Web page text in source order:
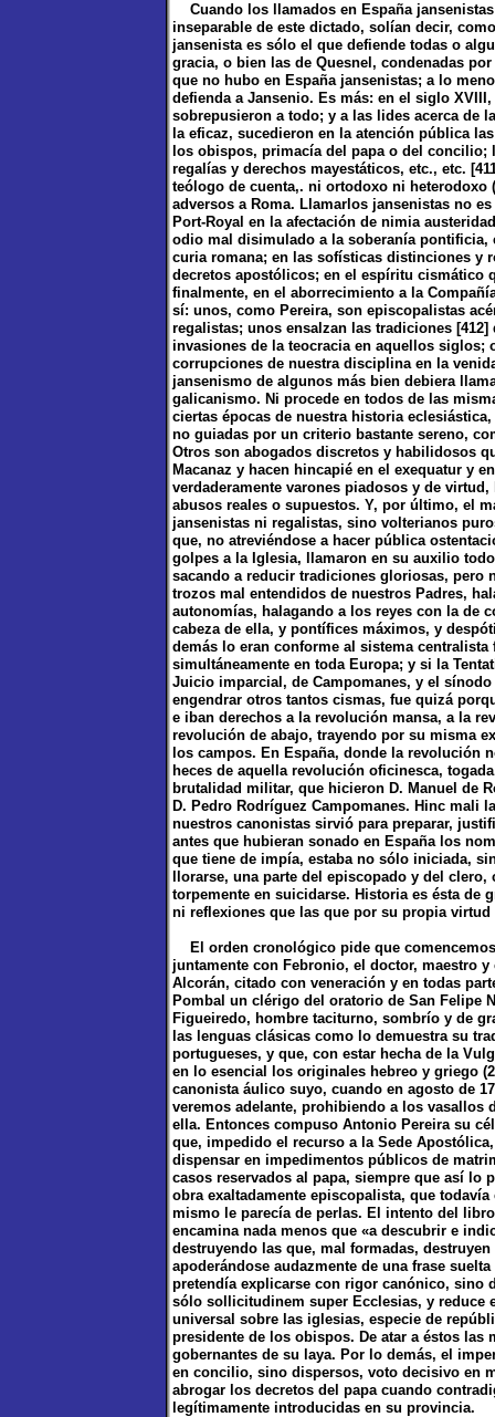
Cuando los llamados en España
inseparable de este dictado, solían decir,
jansenista es sólo el que defiende todas o
gracia, o bien las de Quesnel, condenadas
que no hubo en España jansenistas; a lo
defienda a Jansenio. Es más: en el siglo
sobrepusieron a todo; y a las lides acerca de
la eficaz, sucedieron en la atención pública
los obispos, primacía del papa o del
regalías y derechos mayestáticos, etc., etc.
teólogo de cuenta,. ni ortodoxo ni heterodoxo
adversos a Roma. Llamarlos jansenistas no
Port-Royal en la afectación de nimia
odio mal disimulado a la soberanía pontificia,
curia romana; en las sofísticas distinciones y
decretos apostólicos; en el espíritu cismático
finalmente, en el aborrecimiento a la
sí: unos, como Pereira, son episcopalistas
regalistas; unos ensalzan las tradiciones
invasiones de la teocracia en aquellos siglos;
corrupciones de nuestra disciplina en la
jansenismo de algunos más bien debiera
galicanismo. Ni procede en todos de las
ciertas épocas de nuestra historia
no guiadas por un criterio bastante sereno,
Otros son abogados discretos y habilidosos
Macanaz y hacen hincapié en el exequatur y
verdaderamente varones piadosos y de
abusos reales o supuestos. Y, por último, el
jansenistas ni regalistas, sino volterianos
que, no atreviéndose a hacer pública
golpes a la Iglesia, llamaron en su auxilio
sacando a reducir tradiciones gloriosas, pero
trozos mal entendidos de nuestros Padres,
autonomías, halagando a los reyes con la de
cabeza de ella, y pontífices máximos, y
demás lo eran conforme al sistema
simultáneamente en toda Europa; y si la
Juicio imparcial, de Campomanes, y el
engendrar otros tantos cismas, fue quizá
e iban derechos a la revolución mansa, a la
revolución de abajo, trayendo por su misma
los campos. En España, donde la revolución
heces de aquella revolución oficinesca,
brutalidad militar, que hicieron D. Manuel de
D. Pedro Rodríguez Campomanes. Hinc mali
nuestros canonistas sirvió para preparar,
antes que hubieran sonado en España los
que tiene de impía, estaba no sólo iniciada,
llorarse, una parte del episcopado y del
torpemente en suicidarse. Historia es ésta de
ni reflexiones que las que por su propia virtud
El orden cronológico pide que
juntamente con Febronio, el doctor, maestro
Alcorán, citado con veneración y en todas
Pombal un clérigo del oratorio de San Felipe
Figueiredo, hombre taciturno, sombrío y de
las lenguas clásicas como lo demuestra su
portugueses, y que, con estar hecha de la
en lo esencial los originales hebreo y griego
canonista áulico suyo, cuando en agosto de
veremos adelante, prohibiendo a los
ella. Entonces compuso Antonio Pereira su
que, impedido el recurso a la Sede
dispensar en impedimentos públicos de
casos reservados al papa, siempre que así lo
obra exaltadamente episcopalista, que
mismo le parecía de perlas. El intento del
encamina nada menos que «a descubrir e
destruyendo las que, mal formadas,
apoderándose audazmente de una frase
pretendía explicarse con rigor canónico, sino
sólo sollicitudinem super Ecclesias, y reduce
universal sobre las iglesias, especie de
presidente de los obispos. De atar a éstos las
gobernantes de su laya. Por lo demás, el
en concilio, sino dispersos, voto decisivo en
abrogar los decretos del papa cuando
legítimamente introducidas en su provincia.